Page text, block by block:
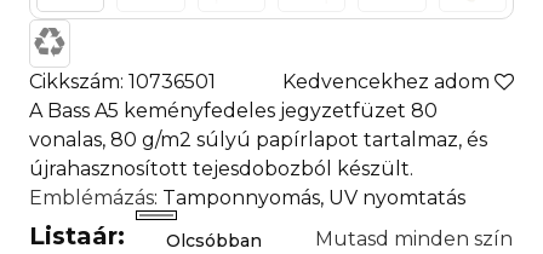
Cikkszám: 10736501
Kedvencekhez adom
A Bass A5 keményfedeles jegyzetfüzet 80
vonalas, 80 g/m2 súlyú papírlapot tartalmaz, és
újrahasznosított tejesdobozból készült.
Emblémázás: Tamponnyomás, UV nyomtatás
Listaár:
Olcsóbban
Mutasd minden szín